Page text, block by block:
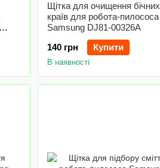
Щітка для очищення бічних
країв для робота-пилососа
Samsung DJ81-00326A
140 грн
Купити
В наявності